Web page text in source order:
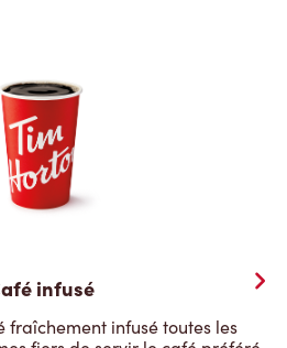
infusé
fraîchement infusé toutes les